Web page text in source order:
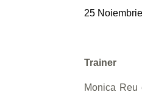
25
Trainer
Monica Reu